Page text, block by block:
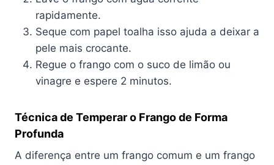
rapidamente.
Seque com papel toalha isso ajuda a deixar a
pele mais crocante.
Regue o frango com o suco de limão ou
vinagre e espere 2 minutos.
Técnica de Temperar o Frango de Forma
Profunda
A diferença entre um frango comum e um frango